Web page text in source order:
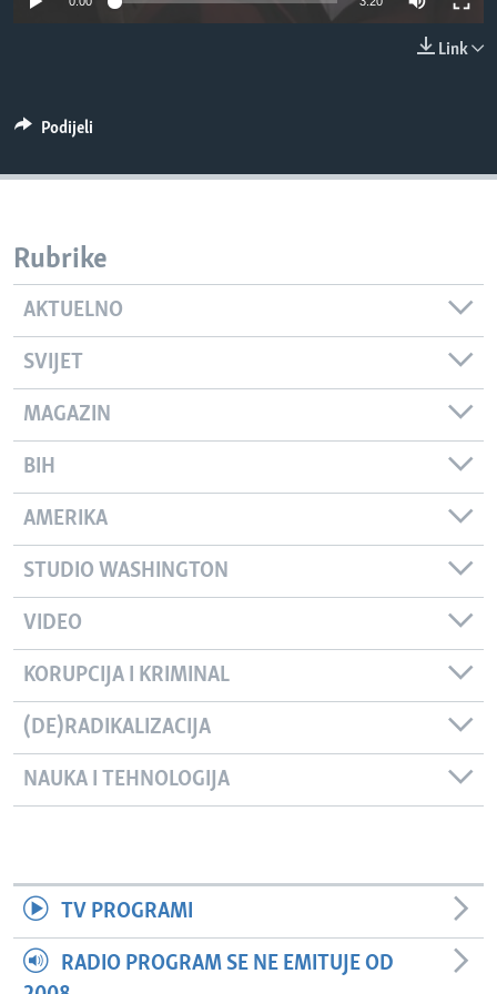
Learning English
PRATITE NAS
Jezici
Link
Podijeli
Rubrike
AKTUELNO
SVIJET
MAGAZIN
BIH
AMERIKA
STUDIO WASHINGTON
VIDEO
KORUPCIJA I KRIMINAL
(DE)RADIKALIZACIJA
NAUKA I TEHNOLOGIJA
TV PROGRAMI
RADIO PROGRAM SE NE EMITUJE OD